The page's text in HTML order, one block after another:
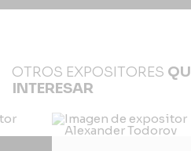
OTROS EXPOSITORES
INTERESAR